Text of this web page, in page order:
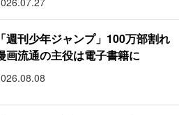
「週刊少年ジャンプ」100万部割れ
画流通の主役は電子書籍に